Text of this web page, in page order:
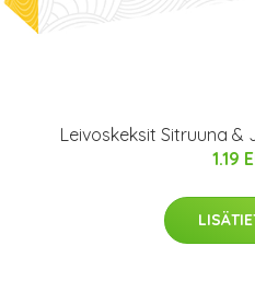
Leivoskeksit Sitruuna
1.19